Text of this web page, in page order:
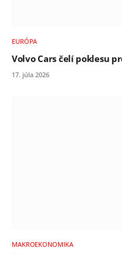
EURÓPA
Volvo Cars čelí poklesu
17. júla 2026
MAKROEKONOMIKA